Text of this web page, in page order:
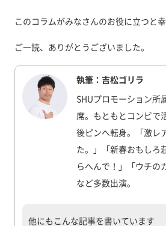
このコラムがみなさんのお役に立つと幸
ご一読、ありがとうございました。
執筆：吉松ゴリラ
SHUプロモーション所
席。もともとコンビで
後ピンへ転身。「激レ
た。」「新春おもしろ
らへんで！」「ウチの
など多数出演。
他にもこんな記事を書いています